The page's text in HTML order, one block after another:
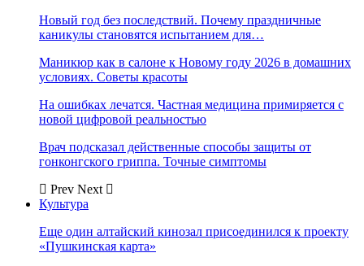
Новый год без последствий. Почему праздничные
каникулы становятся испытанием для…
Маникюр как в салоне к Новому году 2026 в домашних
условиях. Советы красоты
На ошибках лечатся. Частная медицина примиряется с
новой цифровой реальностью
Врач подсказал действенные способы защиты от
гонконгского гриппа. Точные симптомы
Prev Next
Культура
Еще один алтайский кинозал присоединился к проекту
«Пушкинская карта»